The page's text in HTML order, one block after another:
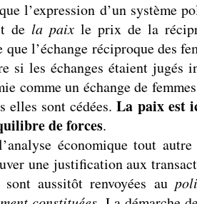
l’expression d’un système
de la paix le prix de la
l’échange réciproque des
si les échanges étaient jugés
comme un échange de
elles sont cédées.La paix est
de forces.
économique tout
une justification aux
aussitôt renvoyées au